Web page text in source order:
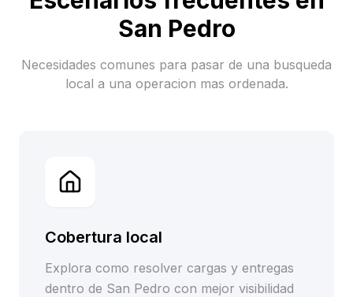
San Pedro
Necesidades comunes para pasar de una busqueda
local a una operacion mas ordenada.
Cobertura local
Explora como resolver cargas y entregas
dentro de San Pedro con mejor visibilidad